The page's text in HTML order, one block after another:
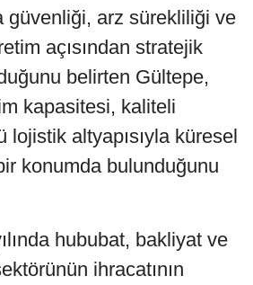
güvenliği, arz sürekliliği ve
açısından stratejik
belirten Gültepe,
kapasitesi, kaliteli
lojistik altyapısıyla küresel
konumda bulunduğunu
hububat, bakliyat ve
ihracatının